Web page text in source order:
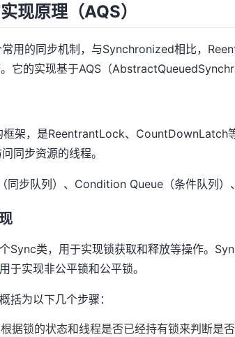
现原理（AQS）
用的同步机制，与Synchronized相比，
它的实现基于AQS（
架，是ReentrantLock、CountDownLatch
同步资源的线程。
同步队列）、Condition Queue（条件队列）
Sync类，用于实现锁获取和释放等操作。
实现非公平锁和公平锁。
括为以下几个步骤：
据锁的状态和线程是否已经持有锁来判断是